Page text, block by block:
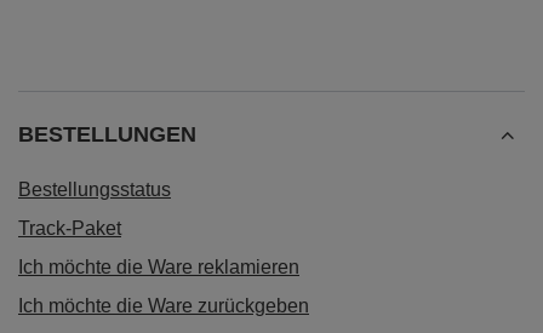
BESTELLUNGEN
Bestellungsstatus
Track-Paket
Ich möchte die Ware reklamieren
Ich möchte die Ware zurückgeben